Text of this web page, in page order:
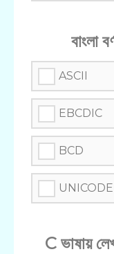
বাংলা
ASCII
EBCDIC
BCD
UNICODE
C ভাষায়